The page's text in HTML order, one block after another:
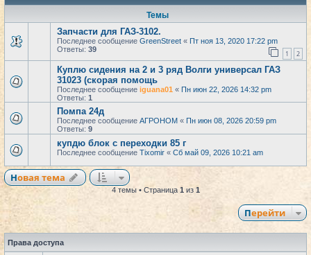
Темы
Запчасти для ГАЗ-3102.
Последнее сообщение GreenStreet « Пт ноя 13, 2020 17:22 pm
Ответы: 39 1 2
Куплю сидения на 2 и 3 ряд Волги универсал ГАЗ
31023 (скорая помощь
Последнее сообщение iguana01 « Пн июн 22, 2026 14:32 pm
Ответы: 1
Помпа 24д
Последнее сообщение АГРОНОМ « Пн июн 08, 2026 20:59 pm
Ответы: 9
купдю блок с переходки 85 г
Последнее сообщение Tixomir « Сб май 09, 2026 10:21 am
Новая тема
4 темы • Страница 1 из 1
Перейти
Права доступа